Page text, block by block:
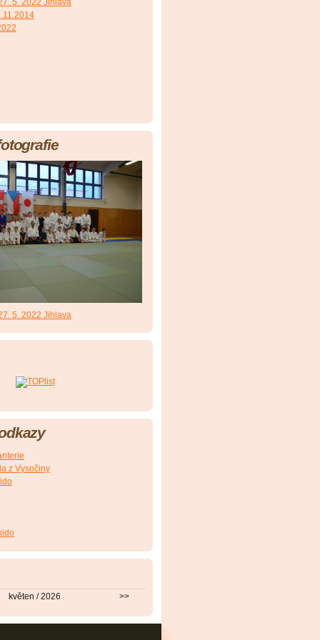
5. 2022 Jihlava
5. 2022 Jihlava
z Vysočiny
květen / 2026 >>